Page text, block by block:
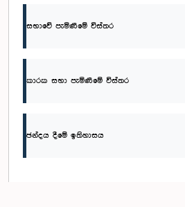
සභාවේ පැමිණීමේ විස්තර
කාරක සභා පැමිණීමේ විස්තර
ඡන්දය දීමේ ඉතිහාසය